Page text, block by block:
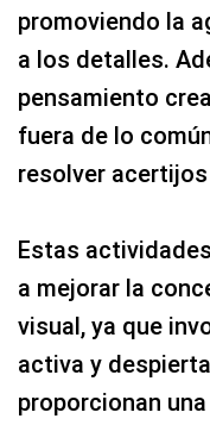
promoviendo la
a los detalles.
pensamiento
fuera de lo
resolver
Estas
a mejorar la
visual, ya que
activa y
proporcionan